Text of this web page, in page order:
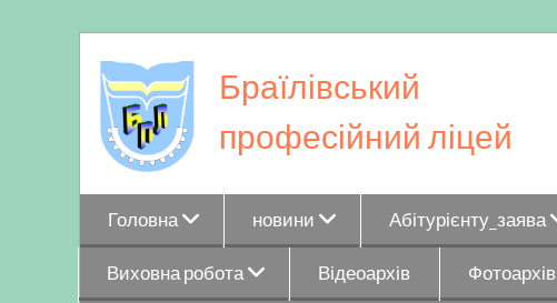
to
content
Браїлівський
професійний ліцей
Головна новини Абітурієнту_заява
Виховна робота Відеоархів Фотоархів